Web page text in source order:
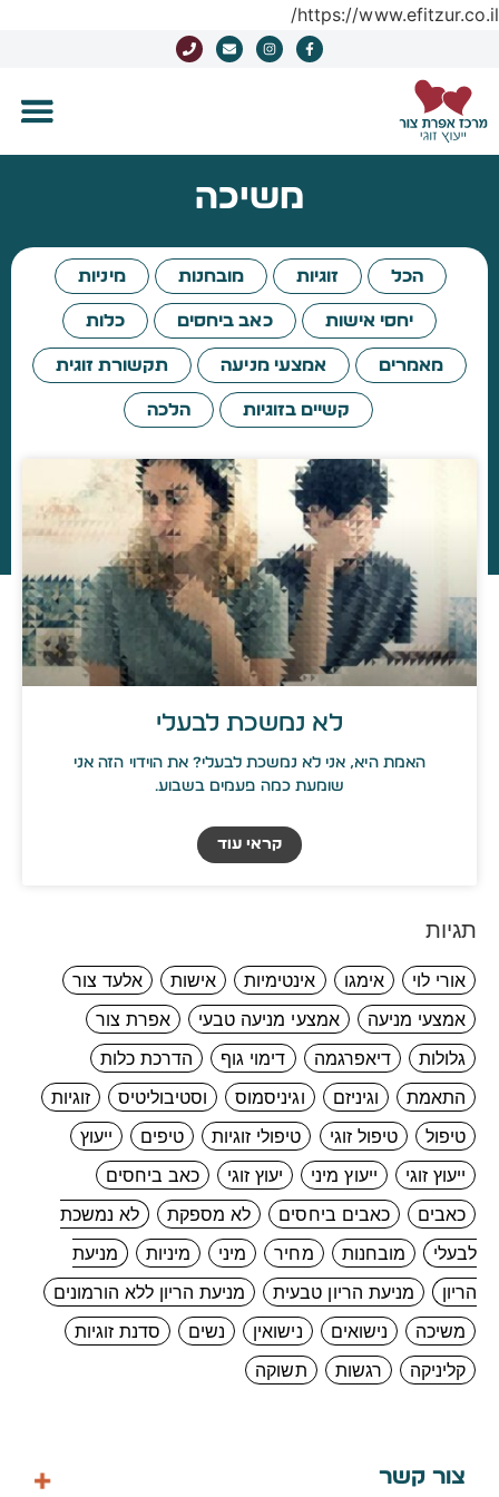
https://www.efitzur.co.il/
משיכה
הכל זוגיות מובחנות מיניות
יחסי אישות כאב ביחסים כלות
מאמרים אמצעי מניעה תקשורת זוגית
קשיים בזוגיות הלכה
לא נמשכת לבעלי
האמת היא, אני לא נמשכת לבעלי? את הוידוי הזה אני
שומעת כמה פעמים בשבוע.
קראי עוד
תגיות
אורי לוי אימגו אינטימיות אישות
אלעד צור
אמצעי מניעה
אמצעי מניעה טבעי
אפרת צור
גלולות
דיאפרגמה דימוי גוף
הדרכת כלות
התאמת
וגיניזם וגיניסמוס וסטיבוליטיס
זוגיות
טיפול
טיפול זוגי טיפולי זוגיות טיפים
ייעוץ
ייעוץ זוגי
ייעוץ מיני יעוץ זוגי
כאב ביחסים
כאבים
כאבים ביחסים לא מספקת
לא נמשכת
לבעלי
מובחנות מחיר מיני מיניות
מניעת
הריון
מניעת הריון טבעית
מניעת הריון ללא הורמונים
משיכה
נישואים נישואין נשים
סדנת זוגיות
קליניקה
רגשות תשוקה
צור קשר